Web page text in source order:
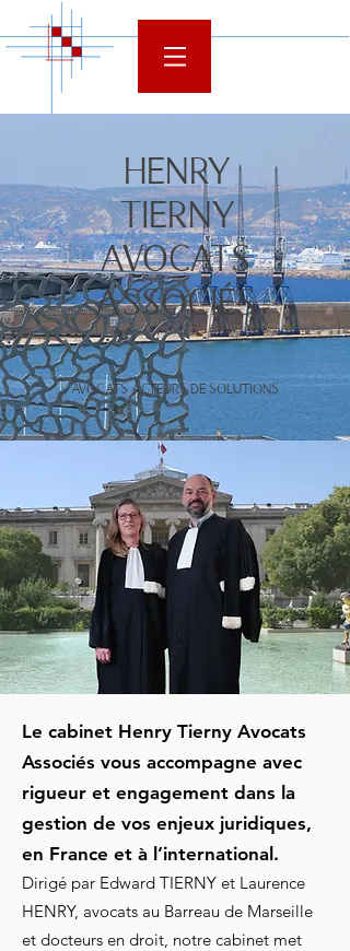
HENRY
TIERNY
AVOCATS
ASSOCIÉS
AVOCATS ACTEURS DE SOLUTIONS
Le cabinet Henry Tierny Avocats
Associés vous accompagne avec
rigueur et engagement dans la
gestion de vos enjeux juridiques,
en France et à l’international.
Dirigé par Edward TIERNY et Laurence
HENRY, avocats au Barreau de Marseille
et docteurs en droit, notre cabinet met